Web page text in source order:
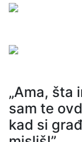
„Ama, šta
sam te
kad si